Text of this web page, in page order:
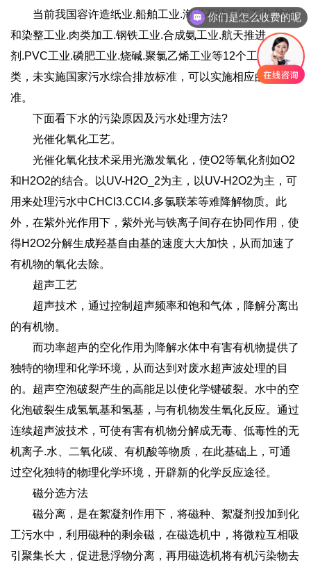
当前我国容许造纸业.船舶工业.海洋石油开发工业.纺织
和染整工业.肉类加工.钢铁工业.合成氨工业.航天推进
剂.PVC工业.磷肥工业.烧碱.聚氯乙烯工业等12个工业门
类，未实施国家污水综合排放标准，可以实施相应的行业标
准。
下面看下水的污染原因及污水处理方法?
光催化氧化工艺。
光催化氧化技术采用光激发氧化，使O2等氧化剂如O2
和H2O2的结合。以UV-H2O_2为主，以UV-H2O2为主，可
用来处理污水中CHCl3.CCl4.多氯联苯等难降解物质。此
外，在紫外光作用下，紫外光与铁离子间存在协同作用，使
得H2O2分解生成羟基自由基的速度大大加快，从而加速了
有机物的氧化去除。
超声工艺
超声技术，通过控制超声频率和饱和气体，降解分离出
的有机物。
而功率超声的空化作用为降解水体中有害有机物提供了
独特的物理和化学环境，从而达到对废水超声波处理的目
的。超声空泡破裂产生的高能足以使化学键破裂。水中的空
化泡破裂生成氢氧基和氢基，与有机物发生氧化反应。通过
连续超声波技术，可使有害有机物分解成无毒、低毒性的无
机离子.水、二氧化碳、有机酸等物质，在此基础上，可通
过空化独特的物理化学环境，开辟新的化学反应途径。
磁分选方法
磁分离，是在絮凝剂作用下，将磁种、絮凝剂投加到化
工污水中，利用磁种的剩余磁，在磁选机中，将微粒互相吸
引聚集长大，促进悬浮物分离，再用磁选机将有机污染物去
你们是怎么收费的呢